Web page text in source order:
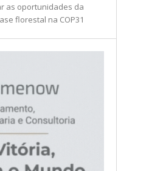
as oportunidades da
florestal na COP31